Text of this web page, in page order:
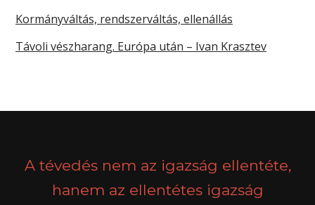
Kormányváltás, rendszerváltás, ellenállás
Távoli vészharang. Európa után – Ivan Krasztev
A tévedés nem az igazság ellentéte,
hanem az ellentétes igazság